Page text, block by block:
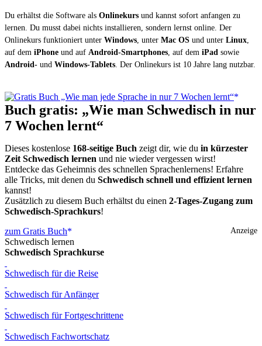
Du erhältst die Software als Onlinekurs und kannst sofort anfangen zu
lernen. Du musst dabei nichts installieren, sondern lernst online. Der
Onlinekurs funktioniert unter Windows , unter Mac OS und unter Linux
auf dem iPhone und auf Android-Smartphones , auf dem iPad sowie
Android- und Windows-Tablets . Der Onlinekurs ist 10 Jahre lang nutzbar.
Buch gratis: „Wie man Schwedisch in nur
7 Wochen lernt“
Dieses kostenlose 168-seitige Buch zeigt dir, wie du in kürzester
Zeit Schwedisch lernen und nie wieder vergessen wirst!
Entdecke das Geheimnis des schnellen Sprachenlernens! Erfahre
alle Tricks, mit denen du Schwedisch schnell und effizient lernen
kannst!
Zusätzlich zu diesem Buch erhältst du einen 2-Tages-Zugang zum
Schwedisch-Sprachkurs!
Anzeige
zum Gratis Buch
Schwedisch lernen
Schwedisch Sprachkurse
Schwedisch für die Reise
Schwedisch für Anfänger
Schwedisch für Fortgeschrittene
Schwedisch Fachwortschatz